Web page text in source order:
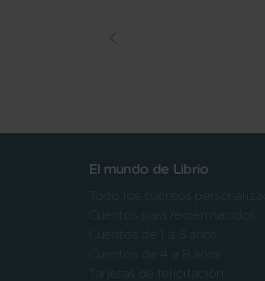
El mundo de Librio